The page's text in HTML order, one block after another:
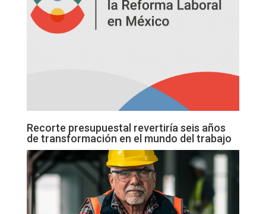
Recorte presupuestal revertiría seis años
de transformación en el mundo del trabajo